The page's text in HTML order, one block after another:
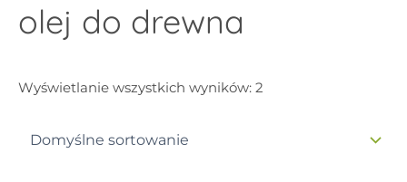
olej do drewna
Wyświetlanie wszystkich wyników: 2